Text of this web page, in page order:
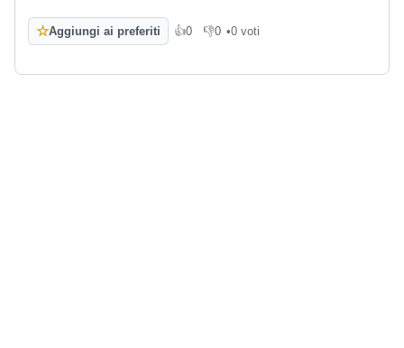
☆Aggiungi ai preferiti 👍0
Mi piace
👎0
Non mi piace
•0 voti